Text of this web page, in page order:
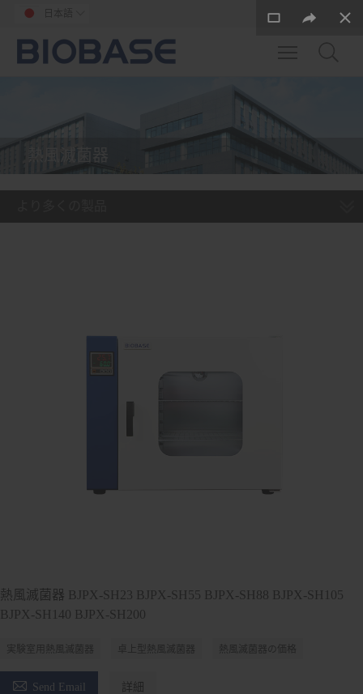
熱風滅菌器
熱風滅菌器 BJPX-SH23 BJPX-SH55 BJPX-SH88 BJPX-SH105
BJPX-SH140 BJPX-SH200
実験室用熱風滅菌器 卓上型熱風滅菌器 熱風滅菌器の価格
 Send Email 詳細